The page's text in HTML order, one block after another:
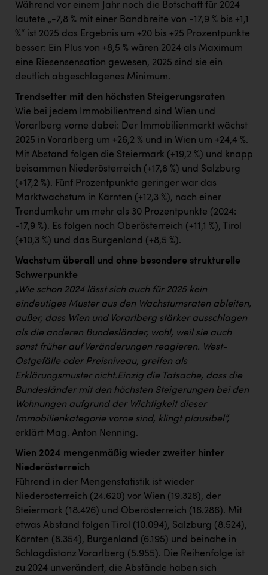
Während vor einem Jahr noch die Botschaft für 2024
lautete „-7,8 % mit einer Bandbreite von -17,9 % bis +1,1
%“ ist 2025 das Ergebnis um +20 bis +25 Prozentpunkte
besser: Ein Plus von +8,5 % wären 2024 als Maximum
eine Riesensensation gewesen, 2025 sind sie ein
deutlich abgeschlagenes Minimum.
Trendsetter mit den höchsten Steigerungsraten
Wie bei jedem Immobilientrend sind Wien und
Vorarlberg vorne dabei: Der Immobilienmarkt wächst
2025 in Vorarlberg um +26,2 % und in Wien um +24,4 %.
Mit Abstand folgen die Steiermark (+19,2 %) und knapp
beisammen Niederösterreich (+17,8 %) und Salzburg
(+17,2 %). Fünf Prozentpunkte geringer war das
Marktwachstum in Kärnten (+12,3 %), nach einer
Trendumkehr um mehr als 30 Prozentpunkte (2024:
-17,9 %). Es folgen noch Oberösterreich (+11,1 %), Tirol
(+10,3 %) und das Burgenland (+8,5 %).
Wachstum überall und ohne besondere strukturelle
Schwerpunkte
„Wie schon 2024 lässt sich auch für 2025 kein
eindeutiges Muster aus den Wachstumsraten ableiten,
außer, dass Wien und Vorarlberg stärker ausschlagen
als die anderen Bundesländer, wohl, weil sie auch
sonst früher auf Veränderungen reagieren. West-
Ostgefälle oder Preisniveau, greifen als
Erklärungsmuster nicht.Einzig die Tatsache, dass die
Bundesländer mit den höchsten Steigerungen bei den
Wohnungen aufgrund der Wichtigkeit dieser
Immobilienkategorie vorne sind, klingt plausibel“,
erklärt Mag. Anton Nenning.
Wien 2024 mengenmäßig wieder zweiter hinter
Niederösterreich
Führend in der Mengenstatistik ist wieder
Niederösterreich (24.620) vor Wien (19.328), der
Steiermark (18.426) und Oberösterreich (16.286). Mit
etwas Abstand folgen Tirol (10.094), Salzburg (8.524),
Kärnten (8.354), Burgenland (6.195) und beinahe in
Schlagdistanz Vorarlberg (5.955). Die Reihenfolge ist
zu 2024 unverändert, die Abstände haben sich